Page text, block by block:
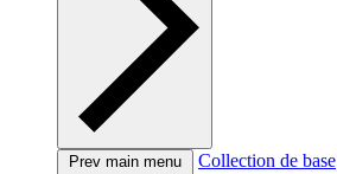
Prev main menu Collection de base